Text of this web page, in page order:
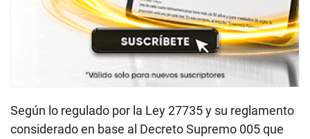
Según lo regulado por la Ley 27735 y su reglamento
considerado en base al Decreto Supremo 005 que